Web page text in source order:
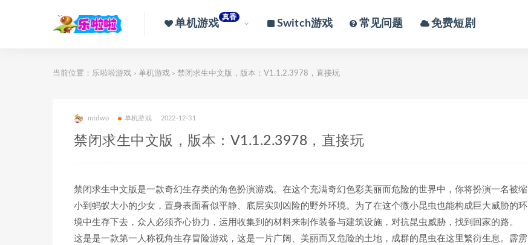
单机游戏
真香
Switch游戏 常见问题 免费短剧
当前位置： 乐啦啦游戏 > 单机游戏 > 禁闭求生中文版，版本：V1.1.2.3978，直接玩
mtdwo 单机游戏 2022-12-31
禁闭求生中文版，版本：V1.1.2.3978，直接玩
禁闭求生中文版是一款奇幻生存类的角色扮演游戏。在这个充满奇幻色彩美丽而危险的世界中，你将扮演一名被缩
小到蚂蚁大小的少女，置身表面看似平静、底层实则凶险的野外环境。为了在这个微小昆虫也能构成巨大威胁的环
境中生存下去，众人必须齐心协力，运用收集到的材料来制作装备与建筑设施，对抗昆虫威胁，找到回家的路。
这是是一款第一人称视角生存冒险游戏，这是一片广阔、美丽而又危险的土地，成群的昆虫在这里繁衍生息。霹雳